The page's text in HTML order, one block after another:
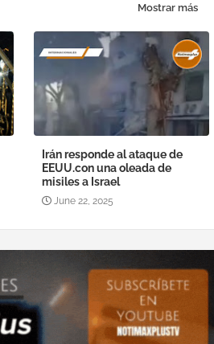
Mostrar más
Irán responde al ataque de
EEUU.con una oleada de
misiles a Israel
June 22, 2025